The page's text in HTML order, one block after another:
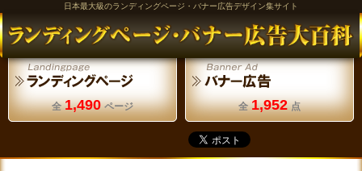
日本最大級のランディングページ・バナー広告デザイン集サイト
全 1,490 ページ 全 1,952 点